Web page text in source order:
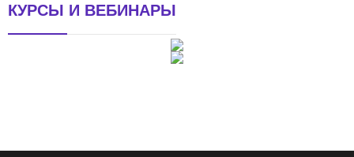
КУРСЫ И ВЕБИНАРЫ